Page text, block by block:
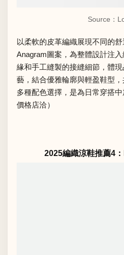
Source：
以柔軟的皮革編織展現不同的
Anagram圖案，為整體設計注
緣和手工縫製的接縫細節，體
藝，結合優雅輪廓與輕盈鞋型
多種配色選擇，是為日常穿搭
價格店洽）
2025編織涼鞋推薦4